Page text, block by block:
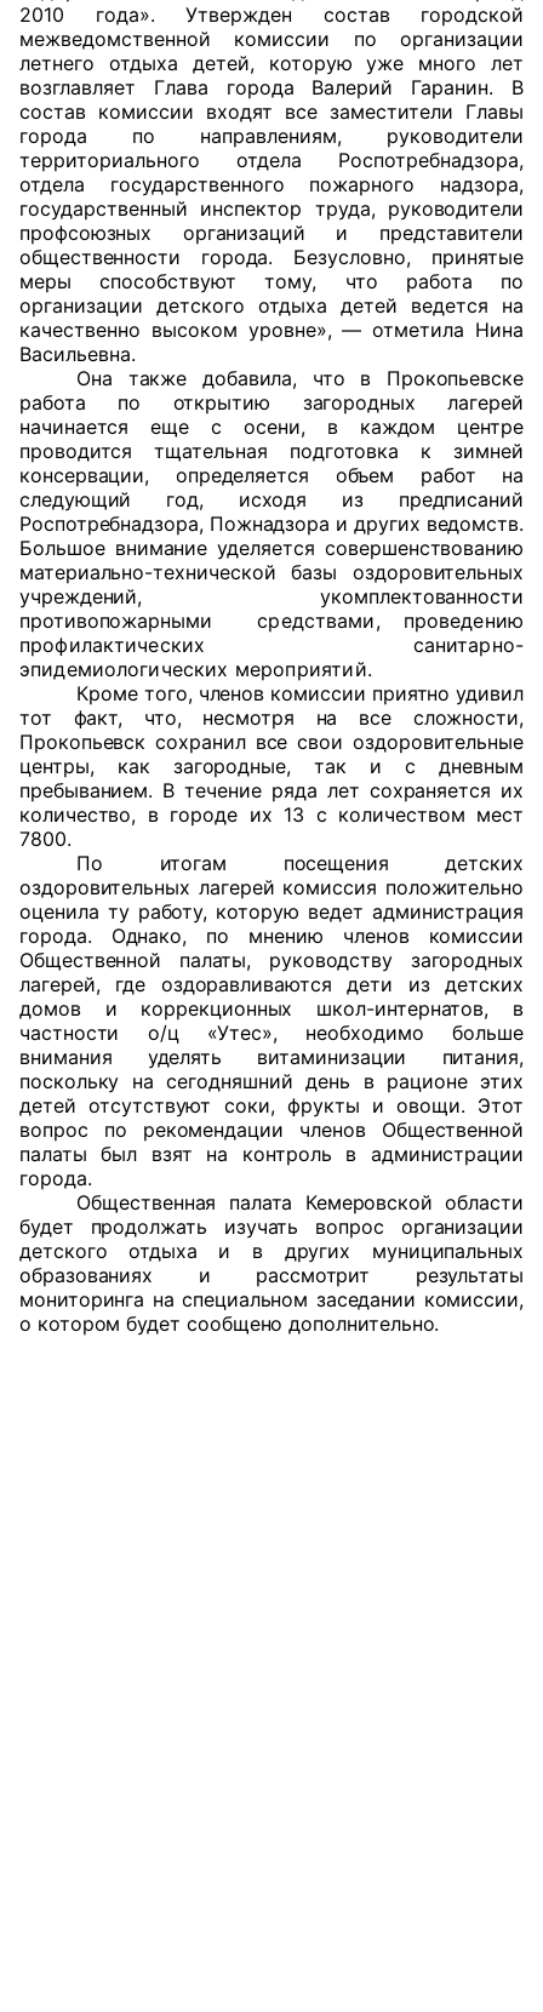
Документы ОП КО
Регламент ОП КО
Кодекс этики ОП КО
Положения
Соглашения
Рекомендации
Порядок работы ЦОН
Аппарат ОП КО
УСТАВ ГКУ “АППАРАТ ОП КО”
Доходы руководителя за 2024 г.
2010 года». Утвержден состав городской
межведомственной комиссии по организации
летнего отдыха детей, которую уже много лет
возглавляет Глава города Валерий Гаранин. В
состав комиссии входят все заместители Главы
города по направлениям, руководители
территориального отдела Роспотребнадзора,
отдела государственного пожарного надзора,
государственный инспектор труда, руководители
профсоюзных организаций и представители
общественности города. Безусловно, принятые
меры способствуют тому, что работа по
организации детского отдыха детей ведется на
качественно высоком уровне», — отметила Нина
Васильевна.
Она также добавила, что в Прокопьевске
работа по открытию загородных лагерей
начинается еще с осени, в каждом центре
проводится тщательная подготовка к зимней
консервации, определяется объем работ на
следующий год, исходя из предписаний
Роспотребнадзора, Пожнадзора и других ведомств.
Большое внимание уделяется совершенствованию
материально-технической базы оздоровительных
учреждений, укомплектованности
противопожарными средствами, проведению
профилактических санитарно-
эпидемиологических мероприятий.
Кроме того, членов комиссии приятно удивил
тот факт, что, несмотря на все сложности,
Прокопьевск сохранил все свои оздоровительные
центры, как загородные, так и с дневным
пребыванием. В течение ряда лет сохраняется их
количество, в городе их 13 с количеством мест
7800.
По итогам посещения детских
оздоровительных лагерей комиссия положительно
оценила ту работу, которую ведет администрация
города. Однако, по мнению членов комиссии
Общественной палаты, руководству загородных
лагерей, где оздоравливаются дети из детских
домов и коррекционных школ-интернатов, в
частности о/ц «Утес», необходимо больше
внимания уделять витаминизации питания,
поскольку на сегодняшний день в рационе этих
детей отсутствуют соки, фрукты и овощи. Этот
вопрос по рекомендации членов Общественной
палаты был взят на контроль в администрации
города.
Общественная палата Кемеровской области
будет продолжать изучать вопрос организации
детского отдыха и в других муниципальных
образованиях и рассмотрит результаты
мониторинга на специальном заседании комиссии,
о котором будет сообщено дополнительно.